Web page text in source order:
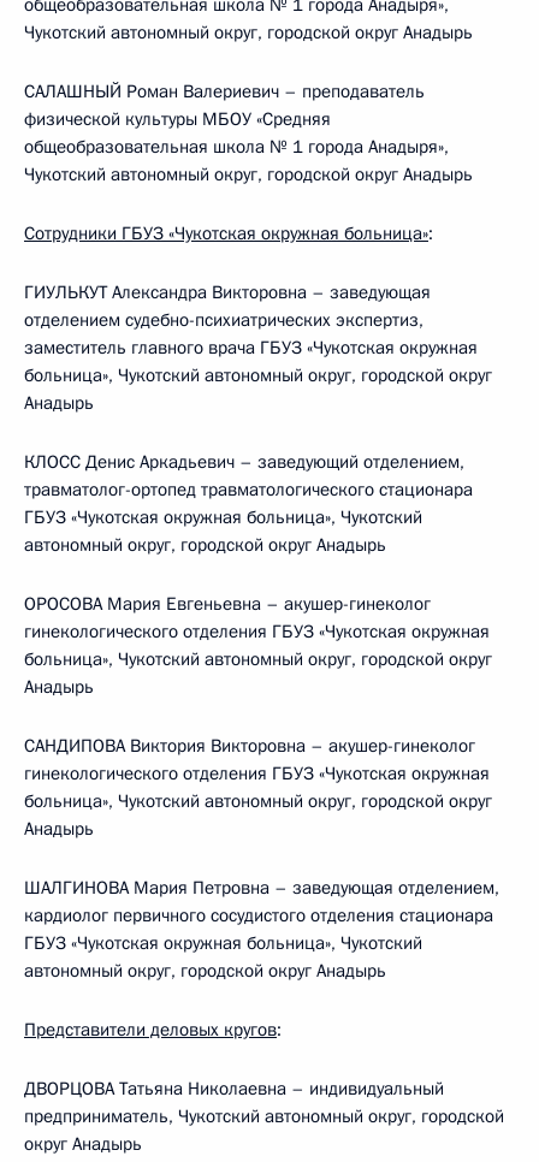
общеобразовательная школа № 1 города Анадыря»,
Чукотский автономный округ, городской округ Анадырь
САЛАШНЫЙ Роман Валериевич – преподаватель
физической культуры МБОУ «Средняя
общеобразовательная школа № 1 города Анадыря»,
Чукотский автономный округ, городской округ Анадырь
Сотрудники ГБУЗ «Чукотская окружная больница»:
ГИУЛЬКУТ Александра Викторовна – заведующая
отделением судебно-психиатрических экспертиз,
заместитель главного врача ГБУЗ «Чукотская окружная
больница», Чукотский автономный округ, городской округ
Анадырь
КЛОСС Денис Аркадьевич – заведующий отделением,
травматолог-ортопед травматологического стационара
ГБУЗ «Чукотская окружная больница», Чукотский
автономный округ, городской округ Анадырь
ОРОСОВА Мария Евгеньевна – акушер-гинеколог
гинекологического отделения ГБУЗ «Чукотская окружная
больница», Чукотский автономный округ, городской округ
Анадырь
САНДИПОВА Виктория Викторовна – акушер-гинеколог
гинекологического отделения ГБУЗ «Чукотская окружная
больница», Чукотский автономный округ, городской округ
Анадырь
ШАЛГИНОВА Мария Петровна – заведующая отделением,
кардиолог первичного сосудистого отделения стационара
ГБУЗ «Чукотская окружная больница», Чукотский
автономный округ, городской округ Анадырь
Представители деловых кругов:
ДВОРЦОВА Татьяна Николаевна – индивидуальный
предприниматель, Чукотский автономный округ, городской
округ Анадырь